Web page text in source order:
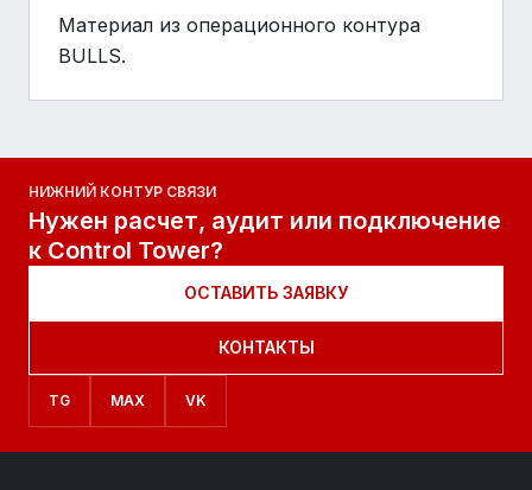
Материал из операционного контура
BULLS.
НИЖНИЙ КОНТУР СВЯЗИ
Нужен расчет, аудит или подключение
к Control Tower?
ОСТАВИТЬ ЗАЯВКУ
КОНТАКТЫ
TG MAX VK